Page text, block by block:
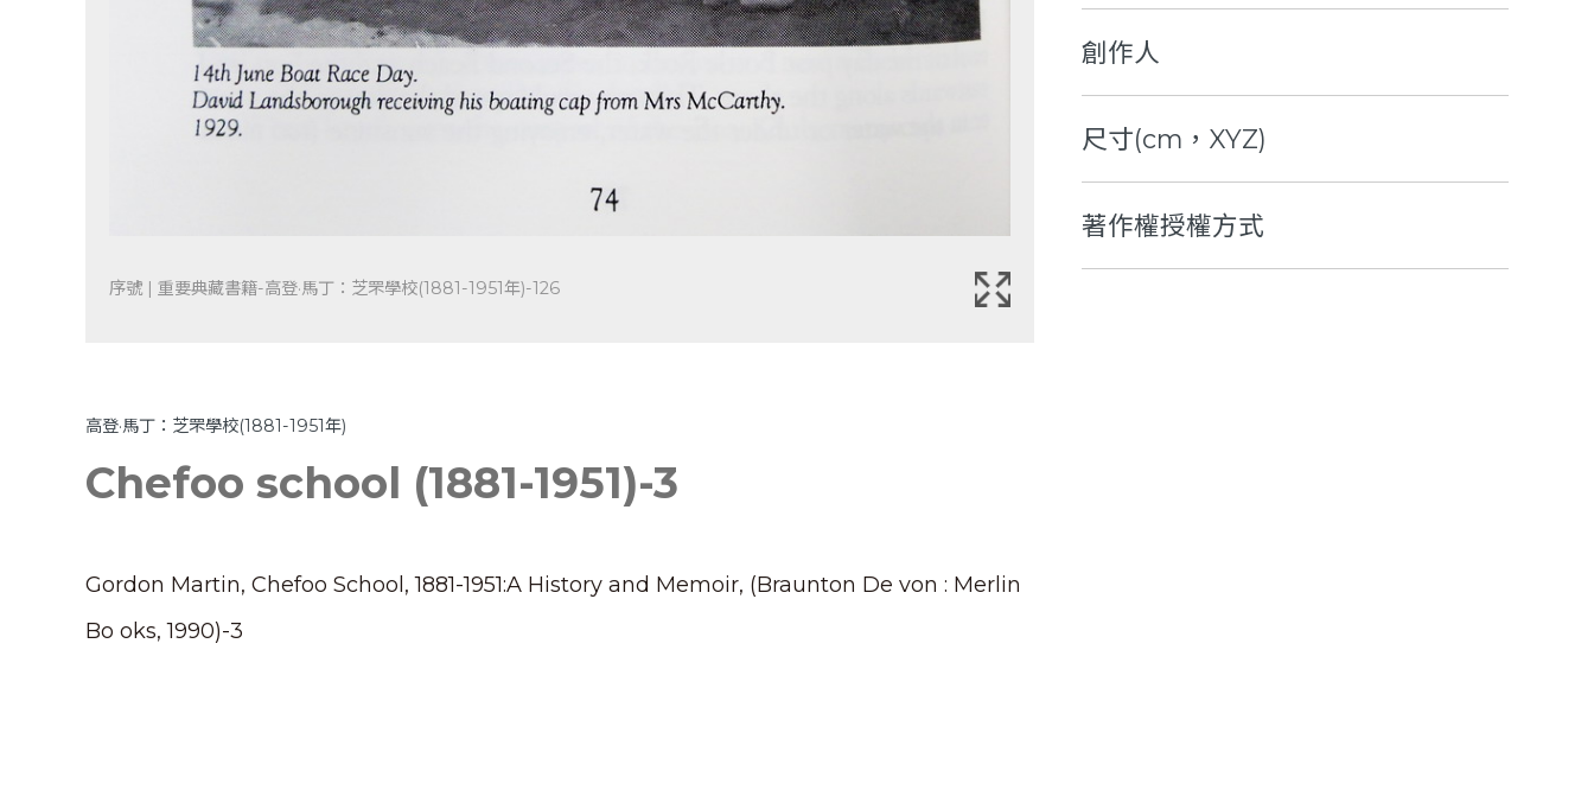
序號 | 重要典藏書籍-高登·馬丁：芝罘學校(1881-1951年)-126
高登·馬丁：芝罘學校(1881-1951年)
Chefoo school (1881-1951)-3
Gordon Martin, Chefoo School, 1881-1951:A History and Memoir, (Braunton De von : Merlin
Bo oks, 1990)-3
創作人
尺寸(cm，XYZ)
著作權授權方式